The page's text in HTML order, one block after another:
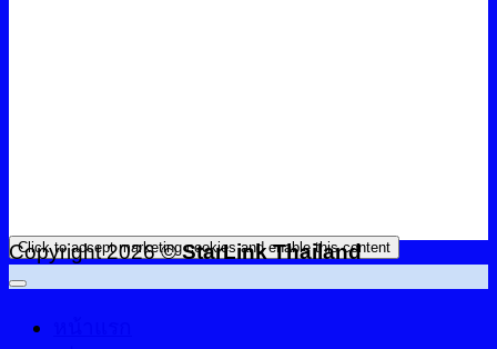
Click to accept marketing cookies and enable this content
Copyright 2026 ©StarLink Thailand